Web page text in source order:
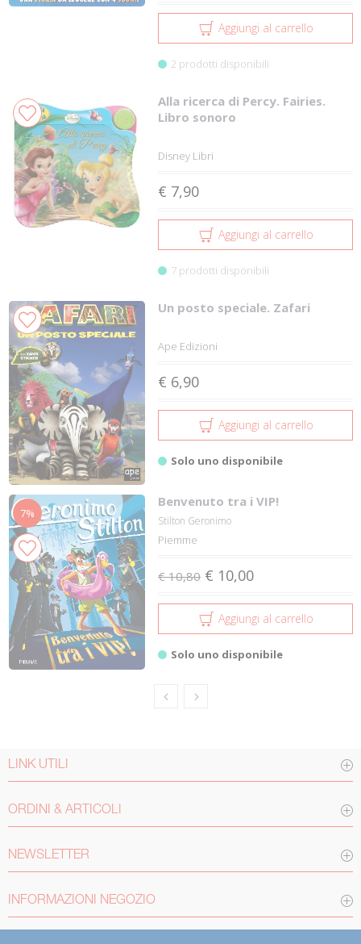
Aggiungi al carrello
2 prodotti disponibili
Alla ricerca di Percy. Fairies.
Libro sonoro
Disney Libri
€ 7,90
Aggiungi al carrello
7 prodotti disponibili
Un posto speciale. Zafari
Ape Edizioni
€ 6,90
Aggiungi al carrello
Solo uno disponibile
7%
Benvenuto tra i VIP!
Stilton Geronimo
Piemme
€ 10,80 € 10,00
Aggiungi al carrello
Solo uno disponibile
LINK UTILI
ORDINI & ARTICOLI
NEWSLETTER
INFORMAZIONI NEGOZIO